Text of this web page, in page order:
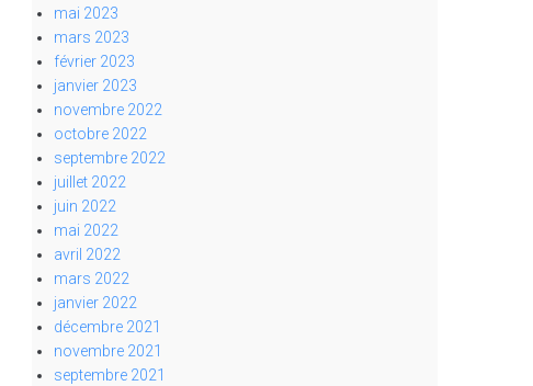
mai 2023
mars 2023
février 2023
janvier 2023
novembre 2022
octobre 2022
septembre 2022
juillet 2022
juin 2022
mai 2022
avril 2022
mars 2022
janvier 2022
décembre 2021
novembre 2021
septembre 2021